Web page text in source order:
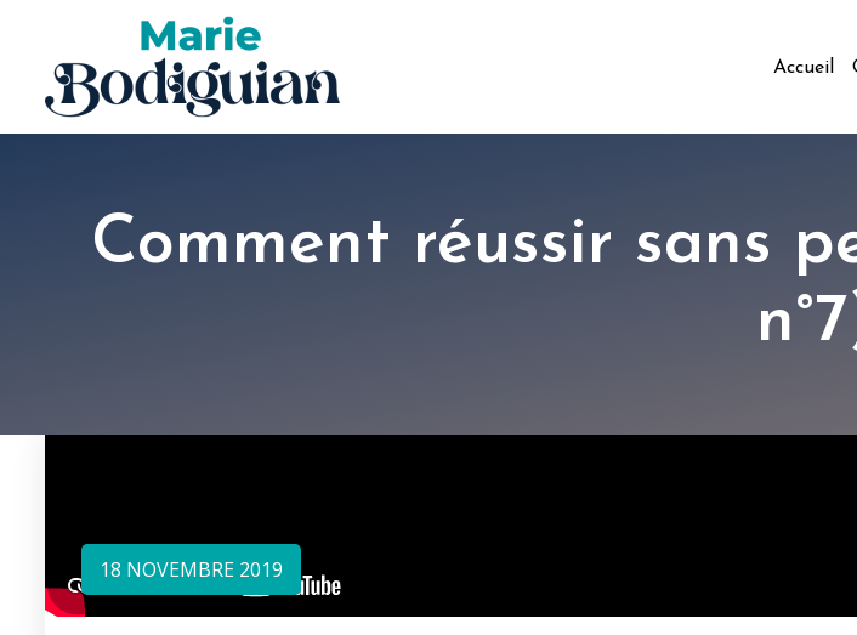
Accueil
Comment réussir sans
18 NOVEMBRE 2019